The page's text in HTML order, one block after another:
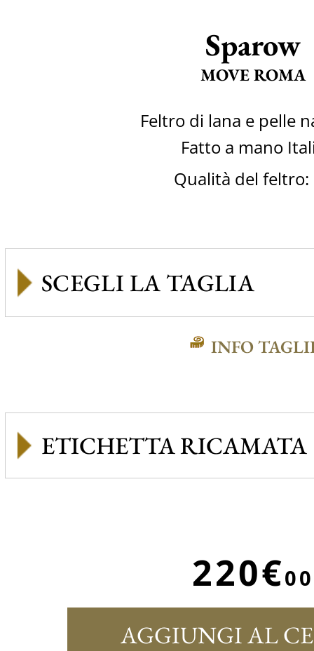
Sparow
MOVE ROMA
Feltro di lana e pelle
Fatto a mano
Qualità del feltro:
INFO
ETICHETTA RICAMATA
220€00
AGGIUNGI AL